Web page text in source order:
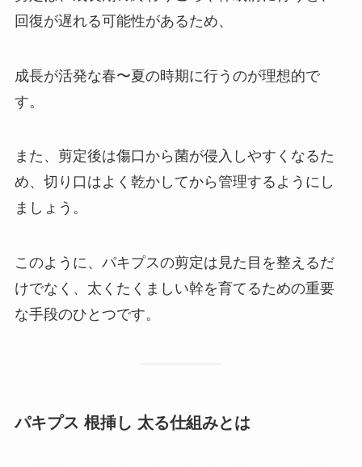
回復が遅れる可能性があるため、
成長が活発な春〜夏の時期に行うのが理想的で
す。
また、剪定後は傷口から菌が侵入しやすくなるた
め、切り口はよく乾かしてから管理するようにし
ましょう。
このように、パキプスの剪定は見た目を整えるだ
けでなく、太くたくましい幹を育てるための重要
な手段のひとつです。
パキプス 根挿し 太る仕組みとは